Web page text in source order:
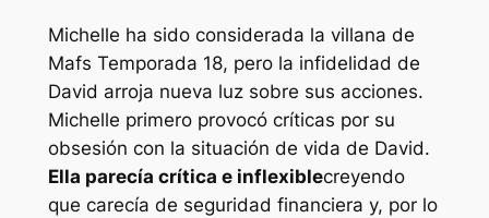
Michelle ha sido considerada la villana de
Mafs Temporada 18, pero la infidelidad de
David arroja nueva luz sobre sus acciones.
Michelle primero provocó críticas por su
obsesión con la situación de vida de David.
Ella parecía crítica e inflexiblecreyendo
que carecía de seguridad financiera y, por lo